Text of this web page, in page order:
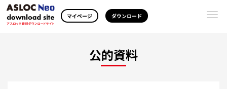
マイページ ダウンロード
公的資料